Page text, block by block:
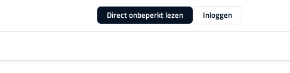
Direct onbeperkt lezen Inloggen